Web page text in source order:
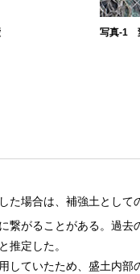
写真-1
た場合は、補強土とし
繋がることがある。過去
推定した。
ていたため、盛土内部